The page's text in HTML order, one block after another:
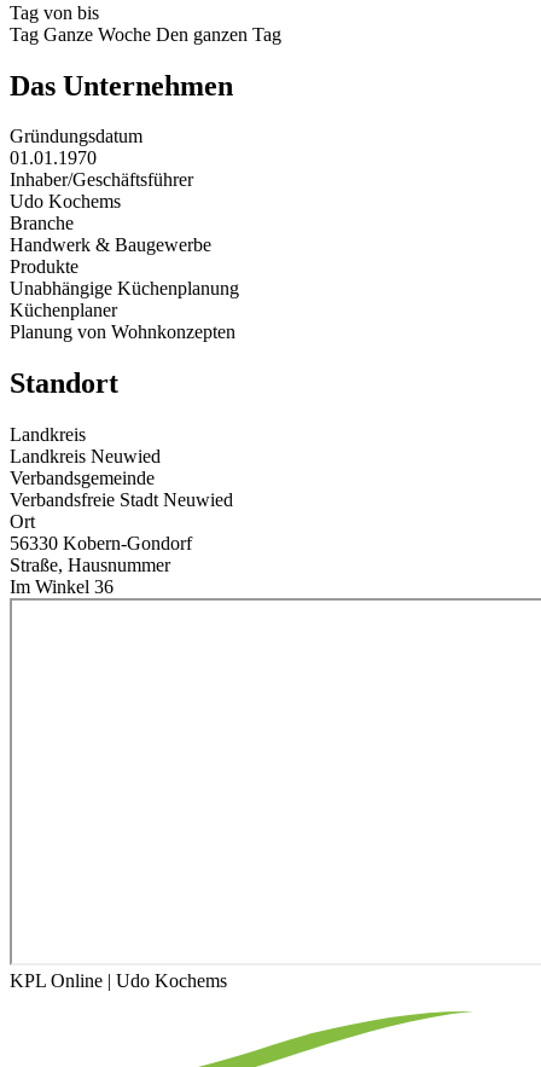
Tag von bis
Tag Ganze Woche Den ganzen Tag
Das Unternehmen
Gründungsdatum
01.01.1970
Inhaber/Geschäftsführer
Udo Kochems
Branche
Handwerk & Baugewerbe
Produkte
Unabhängige Küchenplanung
Küchenplaner
Planung von Wohnkonzepten
Standort
Landkreis
Landkreis Neuwied
Verbandsgemeinde
Verbandsfreie Stadt Neuwied
Ort
56330 Kobern-Gondorf
Straße, Hausnummer
Im Winkel 36
KPL Online | Udo Kochems